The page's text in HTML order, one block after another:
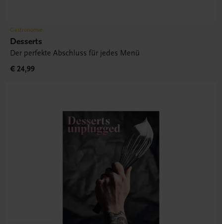
Gastronomie
Desserts
Der perfekte Abschluss für jedes Menü
€ 24,99